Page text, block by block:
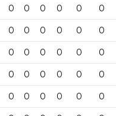
0 0 0 0 0 0
0 0 0 0 0 0
0 0 0 0 0 0
0 0 0 0 0 0
0 0 0 0 0 0